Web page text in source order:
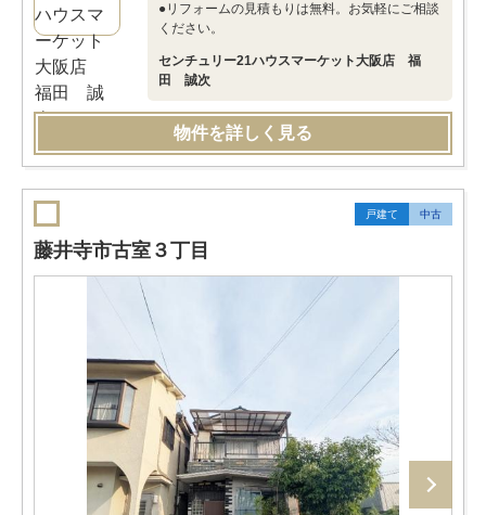
●リフォームの見積もりは無料。お気軽にご相談
ください。
センチュリー21ハウスマーケット大阪店 福
田 誠次
物件を詳しく見る
戸建て 中古
藤井寺市古室３丁目